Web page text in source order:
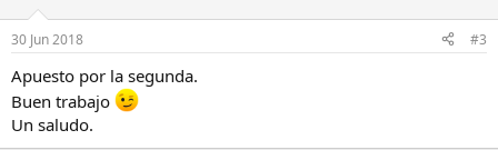
30 Jun 2018 #3
Apuesto por la segunda.
Buen trabajo
Un saludo.